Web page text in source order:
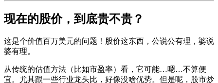
现在的股价，到底贵不贵？
这是个价值百万美元的问题！股价这东西，公说公有理，婆说
婆有理。
从传统的估值方法（比如市盈率）看，它可能…嗯…不算便
宜。尤其跟一些行业龙头比，好像没啥优势。但是呢，股市炒